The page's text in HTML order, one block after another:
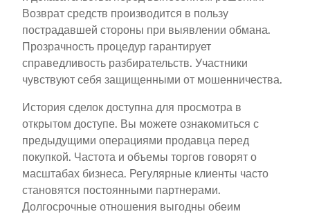
Возврат средств производится в пользу
пострадавшей стороны при выявлении обмана.
Прозрачность процедур гарантирует
справедливость разбирательств. Участники
чувствуют себя защищенными от мошенничества.
История сделок доступна для просмотра в
открытом доступе. Вы можете ознакомиться с
предыдущими операциями продавца перед
покупкой. Частота и объемы торгов говорят о
масштабах бизнеса. Регулярные клиенты часто
становятся постоянными партнерами.
Долгосрочные отношения выгодны обеим